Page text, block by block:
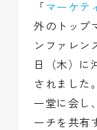
「 マーケテ
外のトップ
ンファレン
日（木）に
されました
一堂に会し
ーチを共有